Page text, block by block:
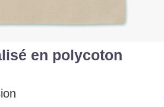
en polycoton